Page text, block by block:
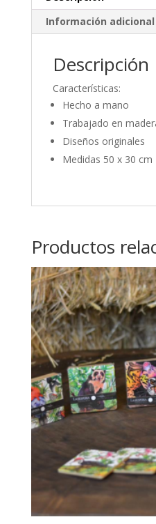
Información adicional
Descripción
Características:
Hecho a mano
Trabajado en
Diseños originales
Medidas 50 x 30 cm
Productos